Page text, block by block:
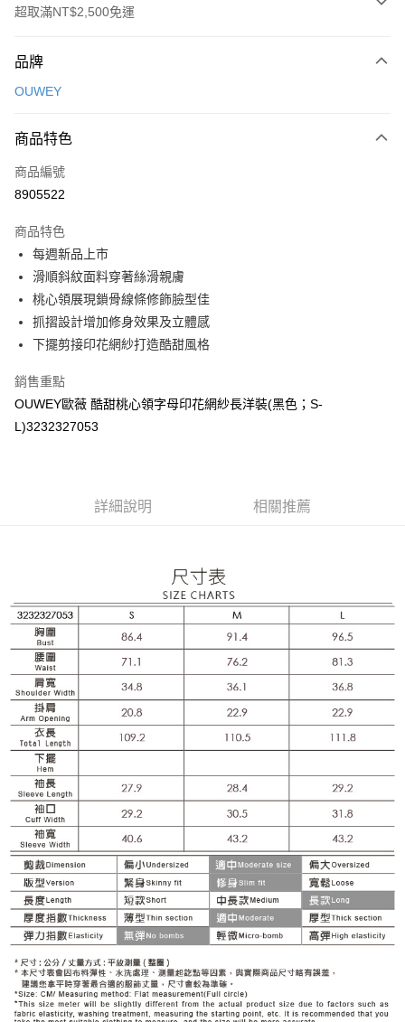
超取滿NT$2,500免運
信用卡一次付款
3 期 0 利率 每期
合作金庫商業銀行
上海商業儲蓄銀行
臺灣中小企業銀行
匯豐（台灣）商業銀行
聯邦商業銀行
元大商業銀行
玉山商業銀行
台灣樂天信用卡公司
超商取貨付款
LINE Pay
Apple Pay
街口支付
悠遊付
全盈+PAY
相關說明
【大哥付你分期使用說明】
1.本服務由台灣大哥大提供，台灣大哥大用戶可立即使用無須另外申請。
4.訂單成立30分鐘內，如未前往確認交易或遇審核未通過，訂單將自動取
1.分期款項不併入電信帳單，「大哥付你分期」於每月結算日後寄送繳費提
2.透過簡訊連結打開帳單後，可選擇「超商條碼／台灣大直營門市／銀行轉
帳／街口支付／iPASS MONEY」等通路繳費。
【注意事項】
1.本服務係由「台灣大哥大股份有限公司」（以下簡稱本公司）所提供，讓
用戶於交易時，得透過本服務購買商品或服務，並由商店將買賣／分期付款
買賣價金債權讓與本公司後，依約使用本公司帳單繳交帳款。
2.基於同意付款使用「大哥付你分期」之契約關係目的，商店將以您的個人
資料（包含姓名、電話或地址）提供予台灣大哥大進項蒐集、處理及利用，
由本公司與您本人進行分期帳單所需資料之確認、核對及更正。
3.完整用戶服務條款，請詳閱以下連結：
AFTEE先享後付
１．簡單：不需註冊會員、不需綁卡、不需儲值。
【「AFTEE先享後付」結帳流程】
１．於結帳方式選擇「AFTEE先享後付」後，將跳轉至「AFTEE先享後付」
結帳頁面，進行簡訊認證並確認金額後，即可完成結帳。
２．訂單成立數日內，您將收到繳費通知簡訊。
３．收到繳費通知簡訊後14天內，點擊此簡訊中的連結，可透過四大超商／
ATM／網路銀行／等多元方式進行付款，方視為交易完成。
※ 請注意：結帳手續完成當下不需立刻繳費，但若您需要取消訂單，請聯絡
購買商品的店家。未經商家同意取消之訂單仍視為有效，需透過AFTEE先享
後付繳納相關費用。
※ 交易是否成功請以「AFTEE先享後付 」之結帳頁面顯示為準，若有關於
是否繳費成功／繳費後需取消欲退款等相關疑問，請聯繫「AFTEE先享後付
客戶支援中心」
【注意事項】
１．透過由恩沛科技股份有限公司提供之「AFTEE先享後付」服務完成之交
易，需依本服務之必要範圍內提供個人資料，並將交易相關給付款項請求債
權轉讓予恩沛科技股份有限公司。
２．關於個人資料處理事宜，請瀏覽以下網址：
https://aftee.tw/terms/#terms3
３．未成年的使用者請事先徵得法定代理人或監護人之同意方可使用
「AFTEE先享後付」，若未經同意申辦者引起之損失，本公司不負相關責
任。
４．使用「AFTEE先享後付」時，將依據個別帳號之用戶狀況，依本公司即
時審查核予不同之上限額度；若仍有額度不足之情形，本公司將視審查結果
請求用戶進行身份認證。
５．嚴禁一人註冊多個帳號或使用他人資訊註冊。若發現惡意使用之情形，
恩沛科技股份有限公司將有權停止該用戶之使用額度並採取法律行動。
每筆NT$120，滿NT$2,500(含以上)免運費
萊爾富取貨付款
每筆NT$120，滿NT$2,500(含以上)免運費
付款後萊爾富取貨
每筆NT$120，滿NT$2,500(含以上)免運費
7-11取貨付款
每筆NT$120，滿NT$2,500(含以上)免運費
付款後7-11取貨
每筆NT$120，滿NT$2,500(含以上)免運費
宅配
每筆NT$120，滿NT$2,500(含以上)免運費
宅配離島
付款後門市自取
免運費
品牌
OUWEY
商品特色
商品編號
8905522
商品特色
每週新品上市
滑順斜紋面料穿著絲滑親膚
桃心領展現鎖骨線條修飾臉型佳
抓摺設計增加修身效果及立體感
下擺剪接印花網紗打造酷甜風格
銷售重點
OUWEY歐薇 酷甜桃心領字母印花網紗長洋裝(黑色；S-
L)3232327053
詳細說明 相關推薦